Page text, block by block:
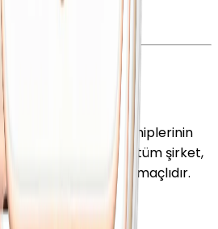
ve markalar ilgili sahiplerinin
sitesinde kullanılan tüm şirket,
tanımlama amaçlıdır.